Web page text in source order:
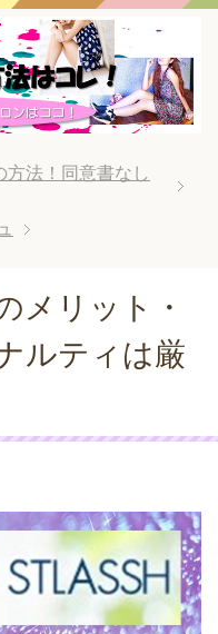
方法！同意書なし
メリット・
ルティは厳